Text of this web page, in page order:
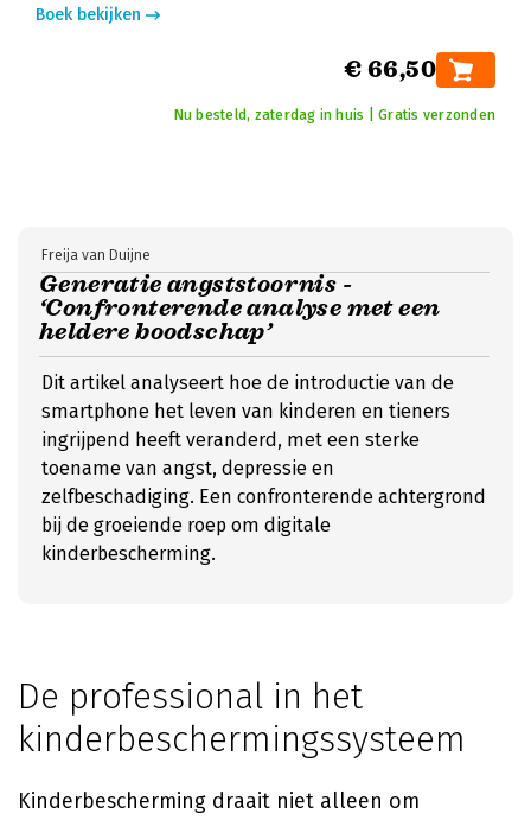
Boek bekijken
€ 66,50
Nu besteld, zaterdag in huis | Gratis verzonden
Generatie angststoornis -
‘Confronterende analyse met een
heldere boodschap’
Freija van Duijne
Dit artikel analyseert hoe de introductie van de
smartphone het leven van kinderen en tieners
ingrijpend heeft veranderd, met een sterke
toename van angst, depressie en
zelfbeschadiging. Een confronterende achtergrond
bij de groeiende roep om digitale
kinderbescherming.
De professional in het
kinderbeschermingssysteem
Kinderbescherming draait niet alleen om